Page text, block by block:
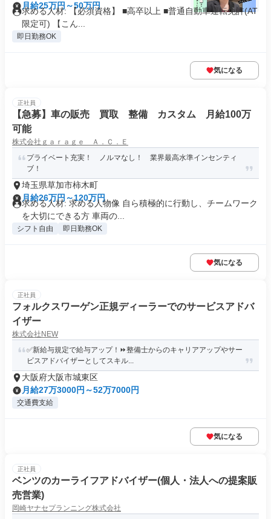
月給25万円～50万円
求める人材: 【必須資格】 ■高卒以上 ■普通自動車運転免許(AT
限定可) 【こん...
即日勤務OK
気になる
正社員
【急募】車の販売 買取 整備 カスタム 月給100万
可能
株式会社ｇａｒａｇｅ Ａ．Ｃ．Ｅ
プライベート充実！ ノルマなし！ 業界最高水準インセンティ
ブ！
埼玉県草加市柿木町
月給26万円～120万円
求める人材: 求める人物像 自ら積極的に行動し、チームワーク
を大切にできる方 車両の...
シフト自由 即日勤務OK
気になる
正社員
フォルクスワーゲン正規ディーラーでのサービスアドバ
イザー
株式会社NEW
✅新給与規定で給与アップ！⏩️整備士からのキャリアアップやサー
ビスアドバイザーとしてスキル...
大阪府大阪市城東区
月給27万3000円～52万7000円
交通費支給
気になる
正社員
ベンツのカーライフアドバイザー(個人・法人への提案販
売営業)
岡崎ヤナセプランニング株式会社